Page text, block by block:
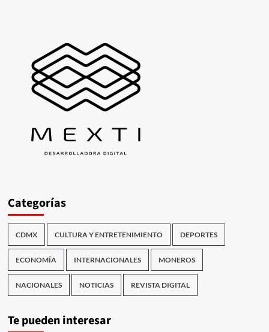
Categorías
CDMX CULTURA Y ENTRETENIMIENTO DEPORTES
ECONOMÍA INTERNACIONALES MONEROS
NACIONALES NOTICIAS REVISTA DIGITAL
Te pueden interesar